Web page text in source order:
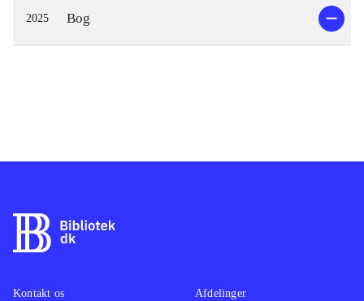
2025 Bog
Kontakt os
Afdelinger